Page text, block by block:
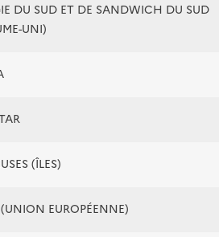
DU SUD ET DE SANDWICH DU SUD
UNI)
(ÎLES)
EUROPÉENNE)